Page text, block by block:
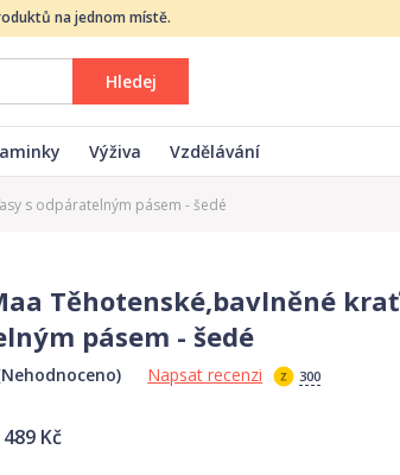
na jednom místě.
Hledej
Výživa Vzdělávání
s odpáratelným pásem - šedé
Těhotenské,bavlněné
pásem - šedé
Napsat recenzi 300
489 Kč